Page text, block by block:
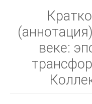
веке: